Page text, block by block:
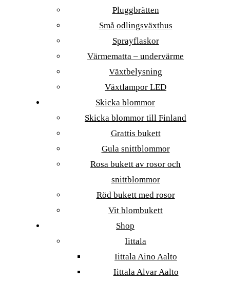
Pluggbrätten
Små odlingsväxthus
Sprayflaskor
Värmematta – undervärme
Växtbelysning
Växtlampor LED
Skicka blommor
Skicka blommor till Finland
Grattis bukett
Gula snittblommor
Rosa bukett av rosor och
snittblommor
Röd bukett med rosor
Vit blombukett
Shop
Iittala
Iittala Aino Aalto
Iittala Alvar Aalto